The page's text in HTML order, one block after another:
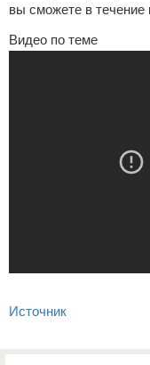
вы сможете в течение
Видео по теме
Источник